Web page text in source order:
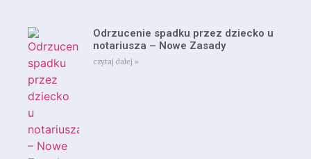
Odrzucenie spadku przez dziecko u
notariusza – Nowe Zasady
czytaj dalej »